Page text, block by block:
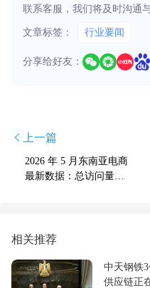
联系客服，我们将及时沟通
文章标签： 行业要闻
分享给好友：
上一篇
2026 年 5 月东南亚电商
最新数据：总访问量涨
相关推荐
中天钢铁
供应链正